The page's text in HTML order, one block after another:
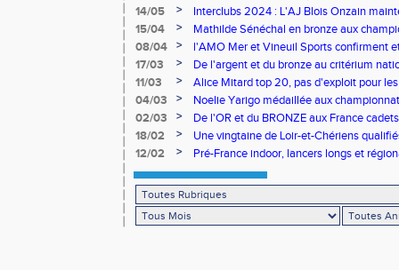
14/05
>
Interclubs 2024 : L'AJ Blois Onzain
Romorantin en N2B
15/04 >
Mathilde Sénéchal en bronze aux
08/04
>
l'AMO Mer et Vineuil Sports confirment
benjamins
17/03 >
De l'argent et du bronze au critérium
11/03
>
Alice Mitard top 20, pas d'exploit pour
04/03
>
Noelie Yarigo médaillée aux
02/03
>
De l'OR et du BRONZE aux France
18/02
>
Une vingtaine de Loir-et-Chériens
12/02
> Pré-France indoor, lancers longs et